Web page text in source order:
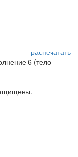
распечатать
6 (тело